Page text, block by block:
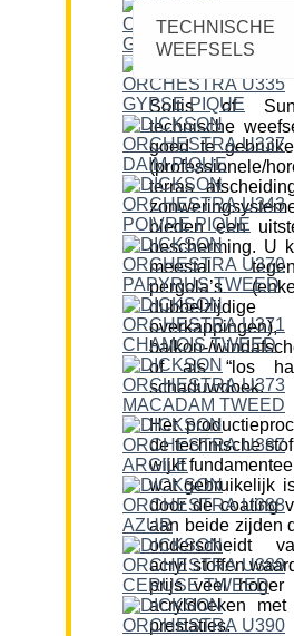
TECHNISCHE
WEEFSELS
Soltis of
technische
goed te
(professionele/
terras
bieden een
bescherming. U
meestal
pergola’s
dubbelzijdige
overkappingen),
balkon-/
of als “los
schaduwdoek.
Het
de technische
wijkt
wat gebruikelijk
door de coating
aan beide zijden
onderscheidt
acryl stoffen
prijs veel hoger
acryldoeken
prestaties.